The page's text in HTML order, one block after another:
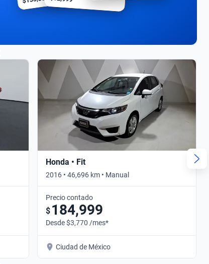
Honda • Fit
2016 • 46,696 km • Manual
Precio contado
$ 184,999
Desde $3,770 /mes*
Ciudad de México